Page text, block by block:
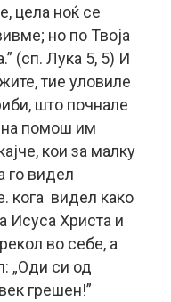
цела ноќ се
но по Твоја
(сп. Лука 5, 5) И
тие уловиле
што почнале
на помош им
кои за малку
го видел
кога видел како
Исуса Христа и
во себе, а
„Оди си од
грешен!”